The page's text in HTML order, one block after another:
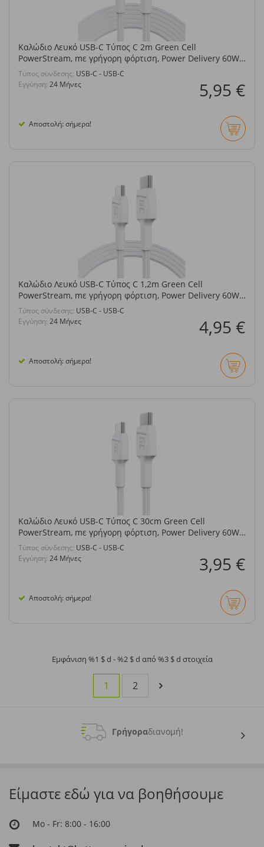
Καλώδιο Λευκό USB-C Τύπος C 2m Green Cell
PowerStream, mε γρήγορη φόρτιση, Power Delivery 60W,
Ultra Charge, Quick Charge 3.0
Τύπος σύνδεσης: USB-C - USB-C
Εγγύηση: 24 Μήνες 5,95 €
Αποστολή: σήμερα!
Καλώδιο Λευκό USB-C Τύπος C 1,2m Green Cell
PowerStream, mε γρήγορη φόρτιση, Power Delivery 60W,
Ultra Charge, Quick Charge 3.0
Τύπος σύνδεσης: USB-C - USB-C
Εγγύηση: 24 Μήνες 4,95 €
Αποστολή: σήμερα!
Καλώδιο Λευκό USB-C Τύπος C 30cm Green Cell
PowerStream, mε γρήγορη φόρτιση, Power Delivery 60W,
Ultra Charge, Quick Charge 3.0
Τύπος σύνδεσης: USB-C - USB-C
Εγγύηση: 24 Μήνες 3,95 €
Αποστολή: σήμερα!
Εμφάνιση %1 $ d - %2 $ d από %3 $ d στοιχεία
1 2
Γρήγοραδιανομή!
Είμαστε εδώ για να βοηθήσουμε
Mo - Fr: 8:00 - 16:00